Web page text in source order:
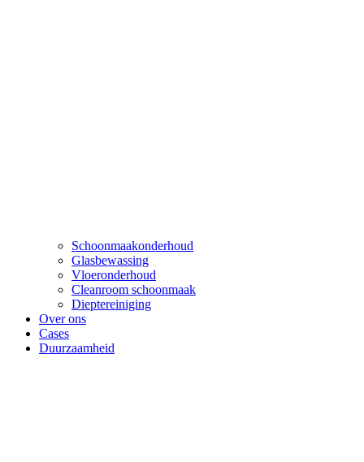
Schoonmaakonderhoud
Glasbewassing
Vloeronderhoud
Cleanroom schoonmaak
Dieptereiniging
Over ons
Cases
Duurzaamheid